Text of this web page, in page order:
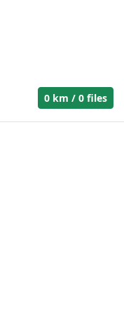
0 km / 0 files